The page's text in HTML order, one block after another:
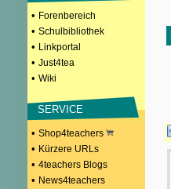
• Forenbereich
• Schulbibliothek
• Linkportal
• Just4tea
• Wiki
SERVICE
• Shop4teachers
• Kürzere URLs
• 4teachers Blogs
• News4teachers